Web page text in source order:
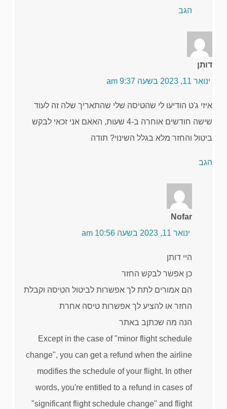
הגב
דותן
ינואר 11, 2023 בשעה 9:37 am
איזי ג'ט הודיעו לי שהטיסה שלי שהתאריך שלה זה לעוד
שישה חודשים אוחרה ב-4 שעות, האאם אני זכאי לבקש
ביטול והחזר מלא בגלל השינוי? תודה
הגב
Nofar
ינואר 11, 2023 בשעה 10:56 am
היי דותן
כן אפשר לבקש החזר
הם אמורים לתת לך אפשרות לביטול הטיסה וקבלת
החזר או להציע לך אפשרות טיסה אחרת
הנה מה שכתןב באתר
Except in the case of "minor flight schedule
change", you can get a refund when the airline
modifies the schedule of your flight. In other
words, you're entitled to a refund in cases of
"significant flight schedule change" and flight